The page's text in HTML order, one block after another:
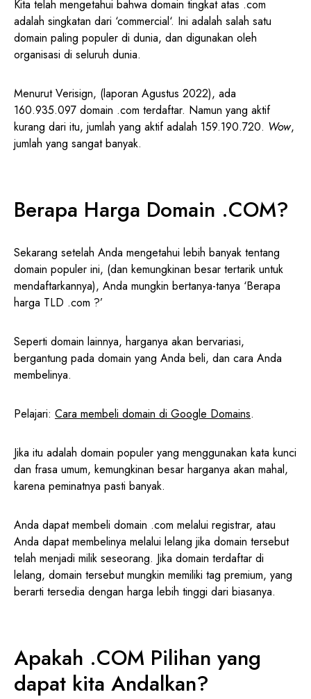
Kita telah mengetahui bahwa domain tingkat atas .com
adalah singkatan dari ‘commercial‘. Ini adalah salah satu
domain paling populer di dunia, dan digunakan oleh
organisasi di seluruh dunia.
Menurut Verisign, (laporan Agustus 2022), ada
160.935.097 domain .com terdaftar. Namun yang aktif
kurang dari itu, jumlah yang aktif adalah 159.190.720. Wow,
jumlah yang sangat banyak.
Berapa Harga Domain .COM?
Sekarang setelah Anda mengetahui lebih banyak tentang
domain populer ini, (dan kemungkinan besar tertarik untuk
mendaftarkannya), Anda mungkin bertanya-tanya ‘Berapa
harga TLD .com ?’
Seperti domain lainnya, harganya akan bervariasi,
bergantung pada domain yang Anda beli, dan cara Anda
membelinya.
Pelajari: Cara membeli domain di Google Domains.
Jika itu adalah domain populer yang menggunakan kata kunci
dan frasa umum, kemungkinan besar harganya akan mahal,
karena peminatnya pasti banyak.
Anda dapat membeli domain .com melalui registrar, atau
Anda dapat membelinya melalui lelang jika domain tersebut
telah menjadi milik seseorang. Jika domain terdaftar di
lelang, domain tersebut mungkin memiliki tag premium, yang
berarti tersedia dengan harga lebih tinggi dari biasanya.
Apakah .COM Pilihan yang
dapat kita Andalkan?